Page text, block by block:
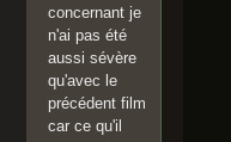
concernant je
n'ai pas été
aussi sévère
qu'avec le
précédent film
car ce qu'il